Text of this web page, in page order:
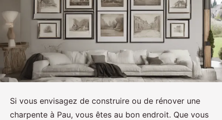
Si vous envisagez de construire ou de rénover une
charpente à Pau, vous êtes au bon endroit. Que vous